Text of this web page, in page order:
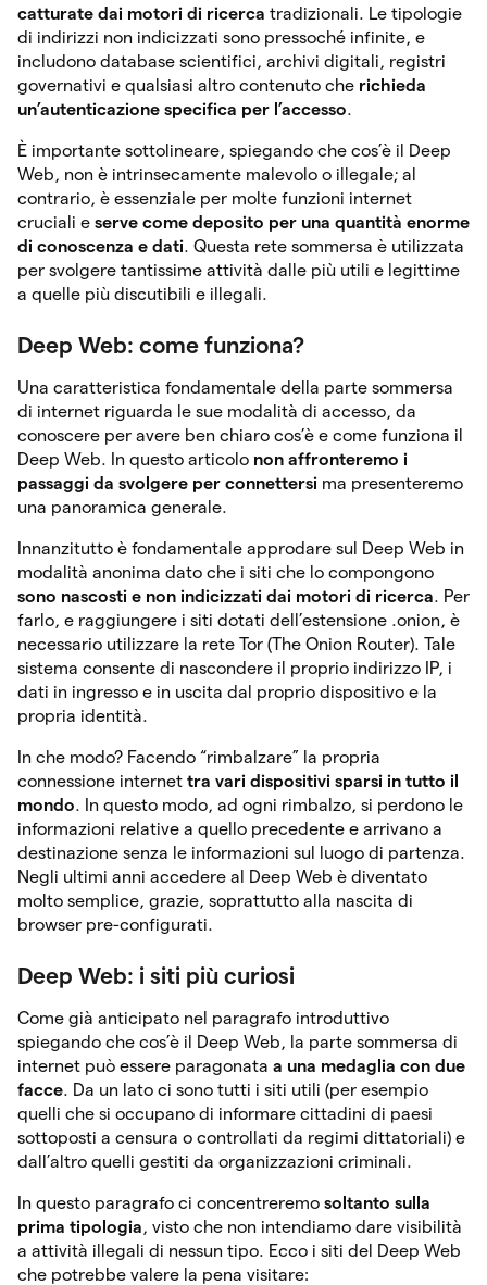
catturate dai motori di ricerca tradizionali. Le tipologie
di indirizzi non indicizzati sono pressoché infinite, e
includono database scientifici, archivi digitali, registri
governativi e qualsiasi altro contenuto che richieda
un’autenticazione specifica per l’accesso.
È importante sottolineare, spiegando che cos’è il Deep
Web, non è intrinsecamente malevolo o illegale; al
contrario, è essenziale per molte funzioni internet
cruciali e serve come deposito per una quantità enorme
di conoscenza e dati. Questa rete sommersa è utilizzata
per svolgere tantissime attività dalle più utili e legittime
a quelle più discutibili e illegali.
Deep Web: come funziona?
Una caratteristica fondamentale della parte sommersa
di internet riguarda le sue modalità di accesso, da
conoscere per avere ben chiaro cos’è e come funziona il
Deep Web. In questo articolo non affronteremo i
passaggi da svolgere per connettersi ma presenteremo
una panoramica generale.
Innanzitutto è fondamentale approdare sul Deep Web in
modalità anonima dato che i siti che lo compongono
sono nascosti e non indicizzati dai motori di ricerca. Per
farlo, e raggiungere i siti dotati dell’estensione .onion, è
necessario utilizzare la rete Tor (The Onion Router). Tale
sistema consente di nascondere il proprio indirizzo IP, i
dati in ingresso e in uscita dal proprio dispositivo e la
propria identità.
In che modo? Facendo “rimbalzare” la propria
connessione internet tra vari dispositivi sparsi in tutto il
mondo. In questo modo, ad ogni rimbalzo, si perdono le
informazioni relative a quello precedente e arrivano a
destinazione senza le informazioni sul luogo di partenza.
Negli ultimi anni accedere al Deep Web è diventato
molto semplice, grazie, soprattutto alla nascita di
browser pre-configurati.
Deep Web: i siti più curiosi
Come già anticipato nel paragrafo introduttivo
spiegando che cos’è il Deep Web, la parte sommersa di
internet può essere paragonata a una medaglia con due
facce. Da un lato ci sono tutti i siti utili (per esempio
quelli che si occupano di informare cittadini di paesi
sottoposti a censura o controllati da regimi dittatoriali) e
dall’altro quelli gestiti da organizzazioni criminali.
In questo paragrafo ci concentreremo soltanto sulla
prima tipologia, visto che non intendiamo dare visibilità
a attività illegali di nessun tipo. Ecco i siti del Deep Web
che potrebbe valere la pena visitare: